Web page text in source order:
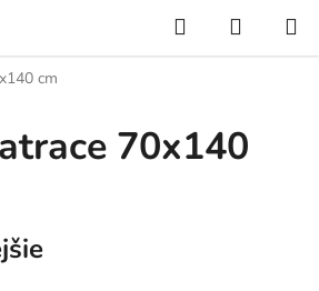
Hľadať
KOŠÍK
cm
70x140